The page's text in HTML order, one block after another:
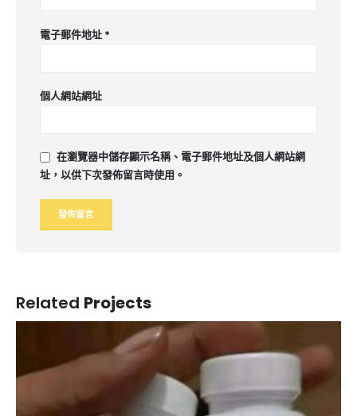
電子郵件地址 *
個人網站網址
在瀏覽器中儲存顯示名稱、電子郵件地址及個人網站網
址，以供下次發佈留言時使用。
Related Projects